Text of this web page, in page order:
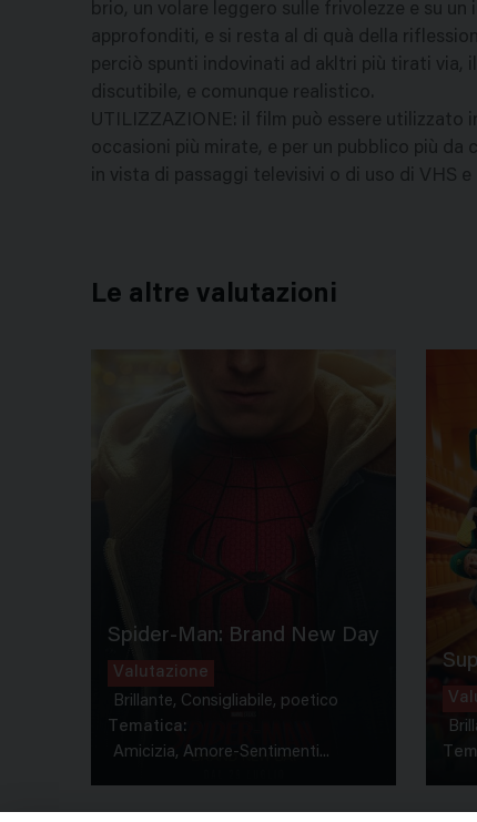
brio, un volare leggero sulle frivolezze e su
approfonditi, e si resta al di quà della
perciò spunti indovinati ad akltri più tirati via,
discutibile, e comunque realistico.
UTILIZZAZIONE: il film può essere utilizzato
occasioni più mirate, e per un pubblico più da
in vista di passaggi televisivi o di uso di VHS e
Le altre valutazioni
Spider-Man: Brand New Day
Valutazione
Brillante, Consigliabile, poetico
Tematica:
Amicizia, Amore-Sentimenti...